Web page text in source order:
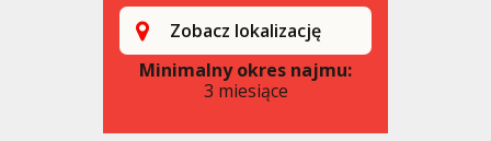
Zobacz lokalizację
Minimalny okres najmu:
3 miesiące